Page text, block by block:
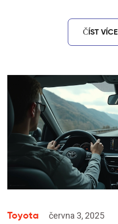
ČÍST VÍCE
Toyota června 3, 2025